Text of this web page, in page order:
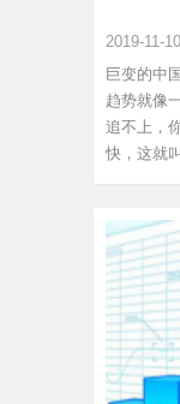
2019-11-10
巨变的中
趋势就像
追不上，
快，这就